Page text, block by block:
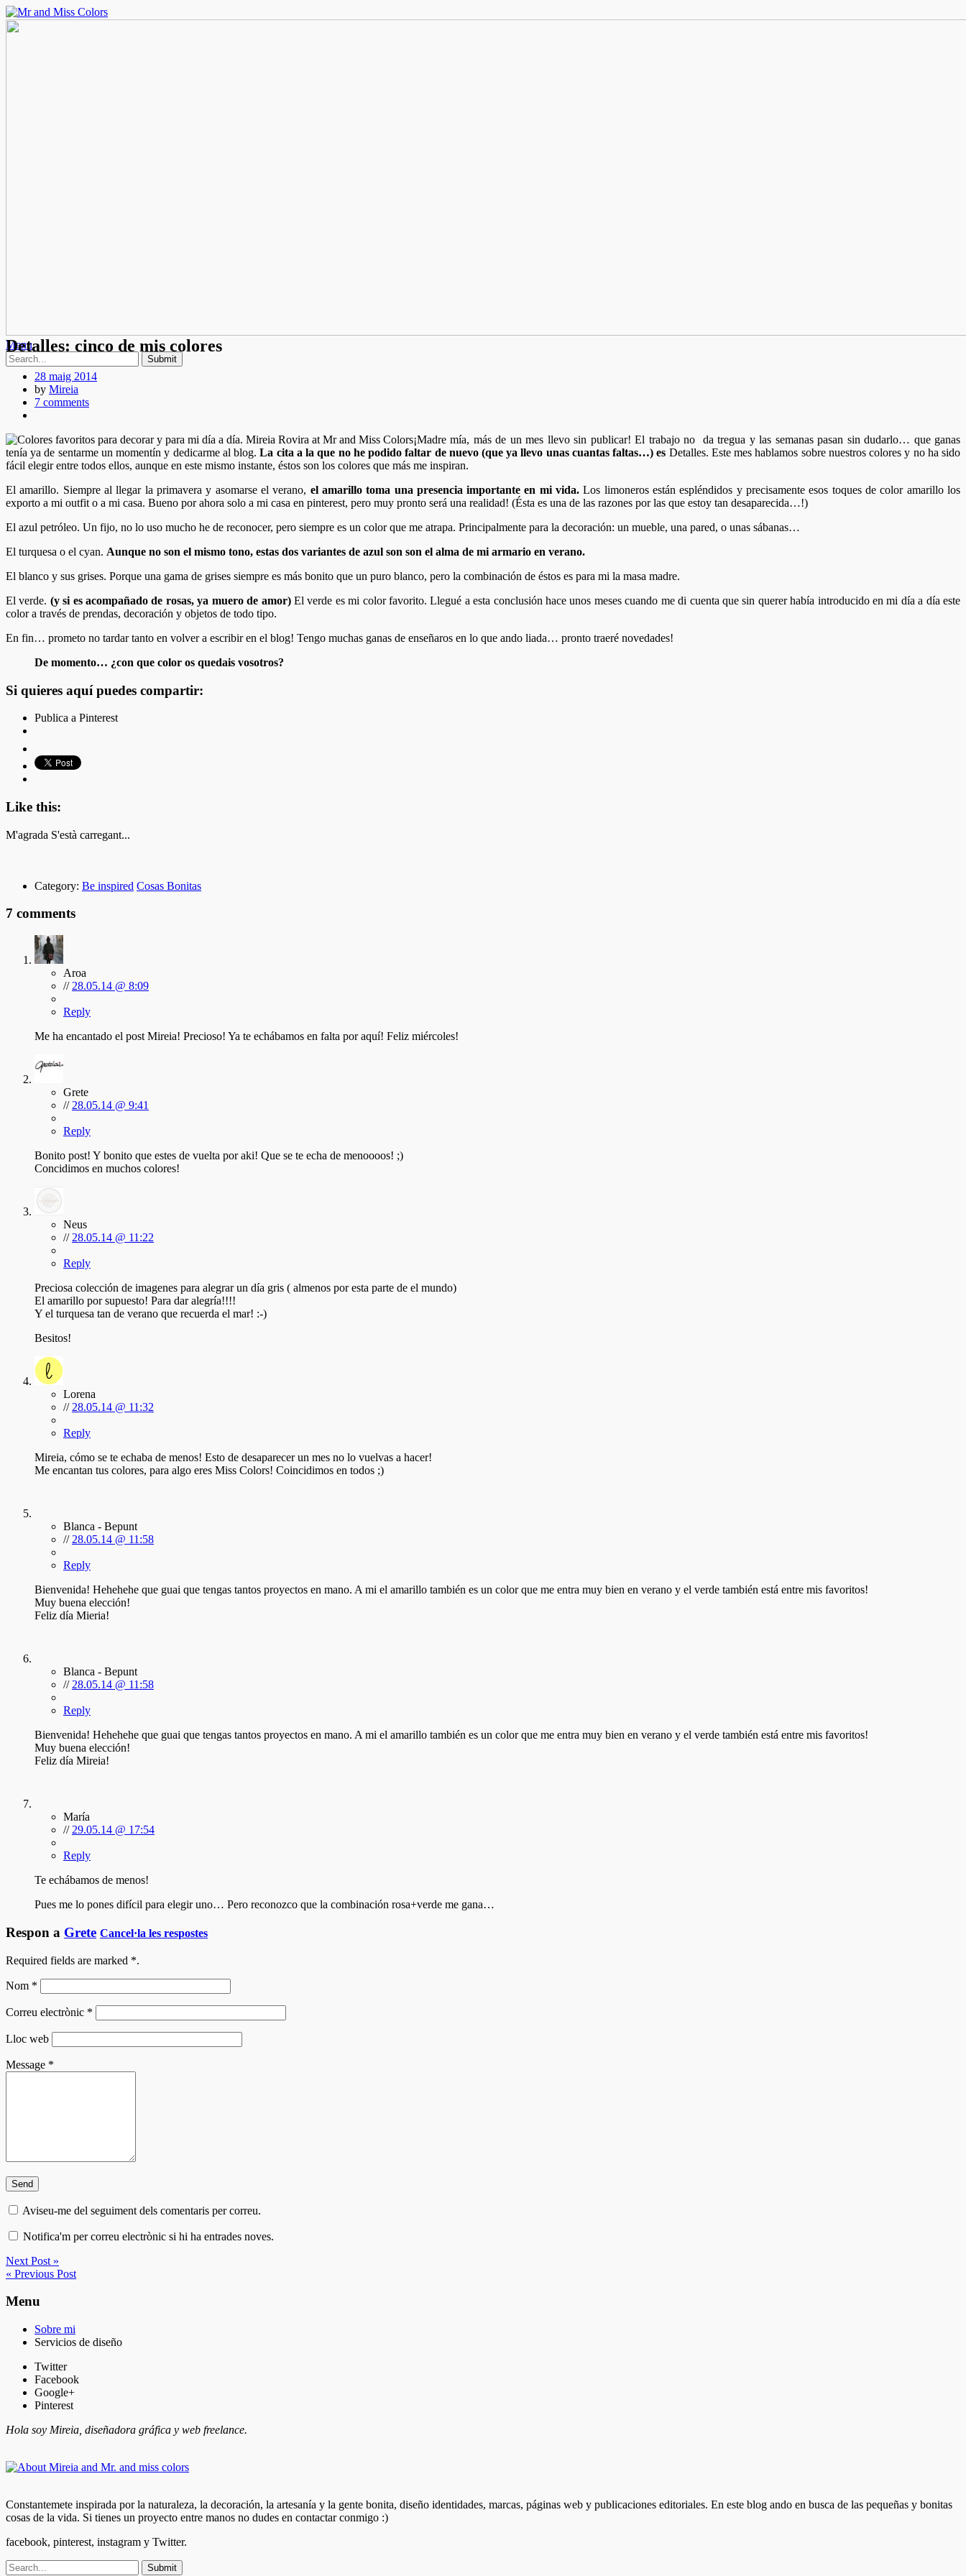
Menu
Detalles: cinco de mis colores
28 maig 2014
by Mireia
7 comments
¡Madre mía, más de un mes llevo sin publicar! El trabajo no da tregua y las semanas pasan sin dudarlo… que ganas
tenía ya de sentarme un momentín y dedicarme al blog.La cita a la que no he podido faltar de nuevo (que ya llevo unas cuantas faltas…) es Detalles. Este mes hablamos sobre nuestros colores y no ha sido
fácil elegir entre todos ellos, aunque en este mismo instante, éstos son los colores que más me inspiran.
El amarillo. Siempre al llegar la primavera y asomarse el verano, el amarillo toma una presencia importante en mi vida. Los limoneros están espléndidos y precisamente esos toques de color amarillo los
exporto a mi outfit o a mi casa. Bueno por ahora solo a mi casa en pinterest, pero muy pronto será una realidad! (Ésta es una de las razones por las que estoy tan desaparecida…!)
El azul petróleo. Un fijo, no lo uso mucho he de reconocer, pero siempre es un color que me atrapa. Principalmente para la decoración: un mueble, una pared, o unas sábanas…
El turquesa o el cyan. Aunque no son el mismo tono, estas dos variantes de azul son son el alma de mi armario en verano.
El blanco y sus grises. Porque una gama de grises siempre es más bonito que un puro blanco, pero la combinación de éstos es para mi la masa madre.
El verde. (y si es acompañado de rosas, ya muero de amor)El verde es mi color favorito. Llegué a esta conclusión hace unos meses cuando me di cuenta que sin querer había introducido en mi día a día este
color a través de prendas, decoración y objetos de todo tipo.
En fin… prometo no tardar tanto en volver a escribir en el blog! Tengo muchas ganas de enseñaros en lo que ando liada… pronto traeré novedades!
De momento… ¿con que color os quedais vosotros?
Si quieres aquí puedes compartir:
Publica a Pinterest
Like this:
M'agrada S'està carregant...
Category: Be inspired Cosas Bonitas
7 comments
Aroa
// 28.05.14 @ 8:09
Reply
Me ha encantado el post Mireia! Precioso! Ya te echábamos en falta por aquí! Feliz miércoles!
Grete
// 28.05.14 @ 9:41
Reply
Bonito post! Y bonito que estes de vuelta por aki! Que se te echa de menoooos! ;)
Concidimos en muchos colores!
Neus
// 28.05.14 @ 11:22
Reply
Preciosa colección de imagenes para alegrar un día gris ( almenos por esta parte de el mundo)
El amarillo por supuesto! Para dar alegría!!!!
Y el turquesa tan de verano que recuerda el mar! :-)
Besitos!
Lorena
// 28.05.14 @ 11:32
Reply
Mireia, cómo se te echaba de menos! Esto de desaparecer un mes no lo vuelvas a hacer!
Me encantan tus colores, para algo eres Miss Colors! Coincidimos en todos ;)
Blanca - Bepunt
// 28.05.14 @ 11:58
Reply
Bienvenida! Hehehehe que guai que tengas tantos proyectos en mano. A mi el amarillo también es un color que me entra muy bien en verano y el verde también está entre mis favoritos!
Muy buena elección!
Feliz día Mieria!
Blanca - Bepunt
// 28.05.14 @ 11:58
Reply
Bienvenida! Hehehehe que guai que tengas tantos proyectos en mano. A mi el amarillo también es un color que me entra muy bien en verano y el verde también está entre mis favoritos!
Muy buena elección!
Feliz día Mireia!
María
// 29.05.14 @ 17:54
Reply
Te echábamos de menos!
Pues me lo pones difícil para elegir uno… Pero reconozco que la combinación rosa+verde me gana…
Respon a Grete Cancel·la les respostes
Required fields are marked *.
Nom *
Correu electrònic *
Lloc web
Message *
Aviseu-me del seguiment dels comentaris per correu.
Notifica'm per correu electrònic si hi ha entrades noves.
Next Post »
« Previous Post
Menu
Sobre mi
Servicios de diseño
Twitter
Facebook
Google+
Pinterest
Hola soy Mireia, diseñadora gráfica y web freelance.
Constantemete inspirada por la naturaleza, la decoración, la artesanía y la gente bonita, diseño identidades, marcas, páginas web y publicaciones editoriales. En este blog ando en busca de las pequeñas y bonitas
cosas de la vida. Si tienes un proyecto entre manos no dudes en contactar conmigo :)
facebook, pinterest, instagram y Twitter.